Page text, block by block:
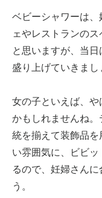
ベビーシャワーは
ェやレストランの
と思いますが、当
盛り上げていきまし
女の子といえば、
かもしれませんね
統を揃えて装飾品
い雰囲気に、ビビ
るので、妊婦さん
う。